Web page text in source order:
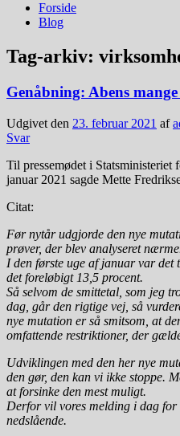
Forside
Blog
Tag-arkiv:
Genåbning: Abens
Udgivet den 23. februar 2021 af
Svar
Til pressemødet i Statsministeriet
januar 2021 sagde Mette
Citat:
Før nytår udgjorde den nye
prøver, der blev analyseret
I den første uge af januar var det
det foreløbigt 13,5 procent.
Så selvom de smittetal, som jeg
dag, går den rigtige vej, så
nye mutation er så smitsom, at
omfattende restriktioner, der
Udviklingen med den her nye
den gør, den kan vi ikke stoppe.
at forsinke den mest muligt.
Derfor vil vores melding i dag for
nedslående.